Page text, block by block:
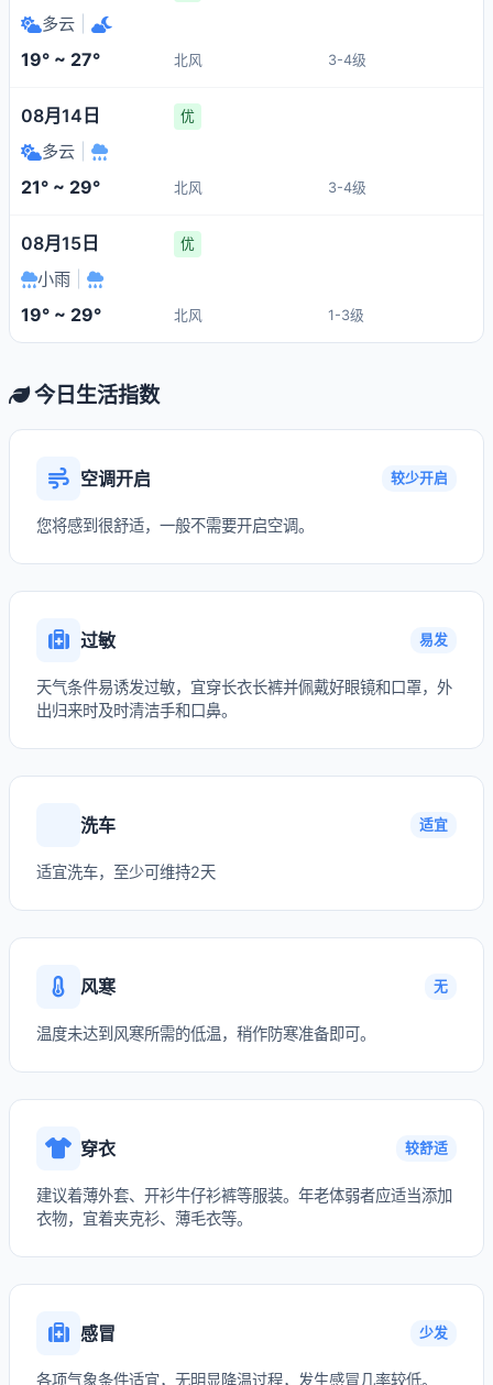
多云
19° ~ 27° 北风 3-4级
08月14日 优
多云
21° ~ 29° 北风 3-4级
08月15日 优
小雨
19° ~ 29° 北风 1-3级
今日生活指数
空调开启 较少开启
您将感到很舒适，一般不需要开启空调。
过敏 易发
天气条件易诱发过敏，宜穿长衣长裤并佩戴好眼镜和口罩，外
出归来时及时清洁手和口鼻。
洗车 适宜
适宜洗车，至少可维持2天
风寒 无
温度未达到风寒所需的低温，稍作防寒准备即可。
穿衣 较舒适
建议着薄外套、开衫牛仔衫裤等服装。年老体弱者应适当添加
衣物，宜着夹克衫、薄毛衣等。
感冒 少发
各项气象条件适宜，无明显降温过程，发生感冒几率较低。